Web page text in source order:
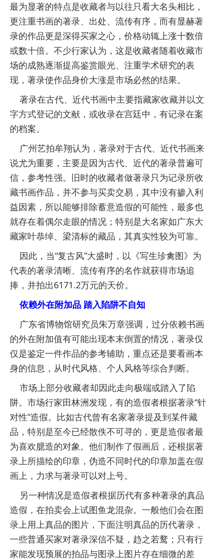
最为显著的特点是收藏者与以往只看大名头相比，
更注重书画的著录、出处、流传有序，而有显赫著
录的作品更是深得买家之心，价格动辄上涨十数倍
或数十倍。不少行家认为，这是收藏者随着收藏市
场的成熟逐渐提高鉴赏眼光、注重学术研究的表
现，著录使作品身价大涨是市场必然的结果。
著录在古代、近代书画中主要指藏家收藏并以文
字方式登记的文献，或收录在宫廷中，有记录在案
的档案。
广州艺拍牟翔认为，著录对于古代、近代书画来
说尤为重要，主要是因为古代、近代的著录普遍可
信，参考性强。旧时的收藏者做著录只为记录所收
藏书画作品，并不参与买卖交易，其中没有掺入利
益因素，所以能够排除蓄意造假的可能性，最多也
就存在着偶尔走眼的情况；特别是大名家如广东大
藏家叶恭绰、梁清标的藏品，其真实性较为可靠。
因此，当“复古风”大盛时，以《写生珍禽图》为
代表的著录清晰、流传有序的名作就获得市场追
捧，并拍出6171.2万元的天价。
依赖外在附加品 踏入陷阱不自知
广东省博物馆研究员朱万章强调，过分依赖书画
的外在附加值有可能出现本末倒置的情况，著录仅
仅是鉴定一件作品的参考辅助，重点还是要看画本
身的信息，从时代风格、个人风格等综合判断。
市场上部分收藏者却因此走向极端或踏入了陷
阱。市场行家田林洲发现，有的造假者根据著录“针
对性”造假。比如古代曾有名家著录提及到某件藏
品，特别是至今已经散佚不可寻的，更是造假者最
为喜欢臆造的对象。他们制作了假画后，还根据著
录上所描绘的印章，伪造不同时代的印章加盖在假
画上，力求与著录可以对上号。
另一种情况是造假者根据历代有多种著录的真品
造假，在拍卖会上试图鱼龙混杂。一般他们会在图
录上用上真品的图片，下面注明真品的历代著录，
一些普通买家对著录深信不疑，趋之若鹜；只有行
家能发现预展的拍品与图录上图片存在细微的差